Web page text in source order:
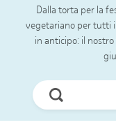
Dalla torta per la
vegetariano per tutti
in anticipo: il
Cerca
ora